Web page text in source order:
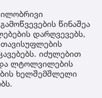
წინაშეა
დარღვევებს,
იძულებით
ლტოლვილების
ხელშემშლელი